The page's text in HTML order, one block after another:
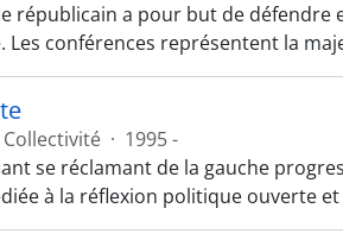
républicain a pour but de
Les conférences représentent la
Collectivité · 1995 -
se réclamant de la gauche
à la réflexion politique ouverte